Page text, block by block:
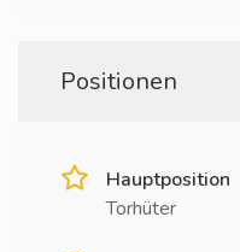
Positionen
Hauptposition
Torhüter